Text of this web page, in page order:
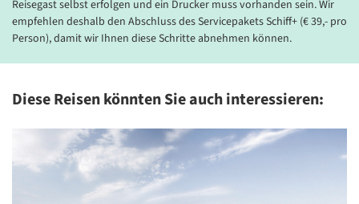
Nach dem Trubel lassen Sie am besten Ihre Seele baumeln. Dafür
sind die 1.700 m² große Wellnesslandschaft mit vielen
verschiedenen Saunen und Möglichkeiten für unzählige SPA-
Anwendungen und die Entspannungslogen an Deck wunderbar
Sonnenstühlen und -liegen, dem 25 Meter-Pool sowie der
umfangreiches Sport- und Gesundheitsangebot sowie zahlreiche
Ausflugsmöglichkeiten runden das Programm ab. Kommen Sie an
Bord und fühlen Sie sich wohl!
Reisegast selbst erfolgen und ein Drucker muss vorhanden sein. Wir
empfehlen deshalb den Abschluss des Servicepakets Schiff+ (€ 39,- pro
Person), damit wir Ihnen diese Schritte abnehmen können.
Diese Reisen könnten Sie auch interessieren: